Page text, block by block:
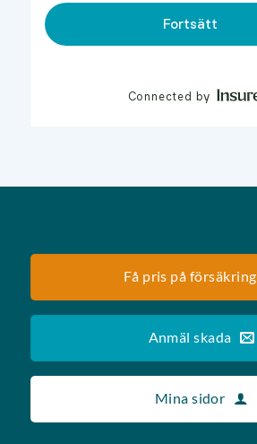
Få pris på försäkring
Anmäl skada
Mina sidor